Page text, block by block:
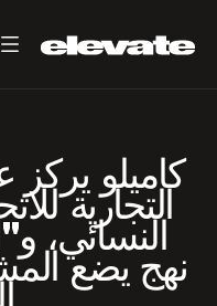
كاميلو يركز
التجارية
النسائي،
نهج يضع